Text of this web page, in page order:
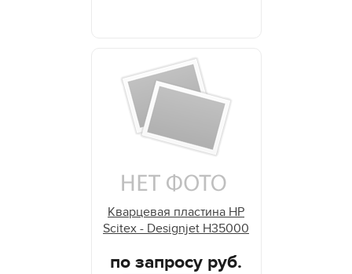
Кварцевая пластина HP
Scitex - Designjet H35000
по запросу руб.